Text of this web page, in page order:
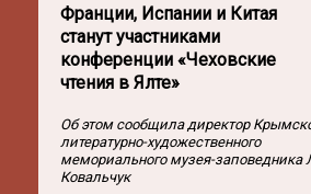
Франции, Испании и Китая
станут участниками
конференции «Чеховские
чтения в Ялте»
Об этом сообщила директор
литературно-художественного
мемориального музея-заповедника
Ковальчук